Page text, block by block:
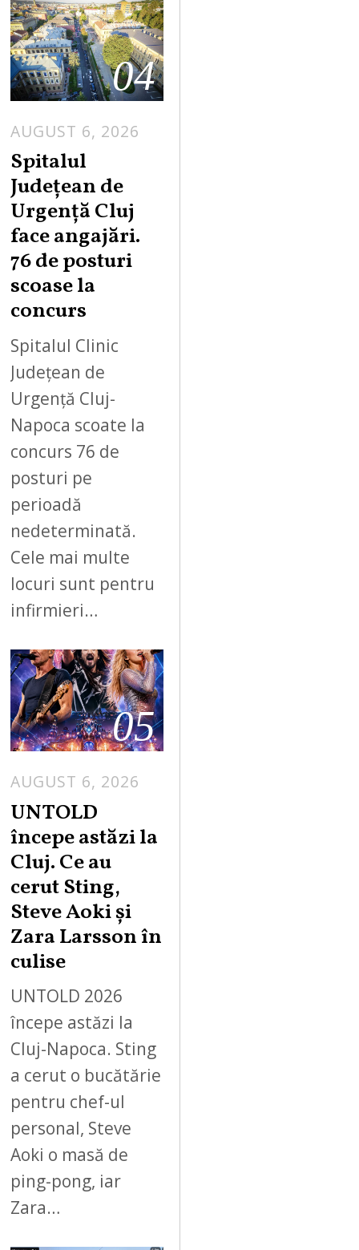
04
AUGUST 6, 2026
Spitalul
Județean de
Urgență Cluj
face angajări.
76 de posturi
scoase la
concurs
Spitalul Clinic
Județean de
Urgență Cluj-
Napoca scoate la
concurs 76 de
posturi pe
perioadă
nedeterminată.
Cele mai multe
locuri sunt pentru
infirmieri…
05
AUGUST 6, 2026
UNTOLD
începe astăzi la
Cluj. Ce au
cerut Sting,
Steve Aoki și
Zara Larsson în
culise
UNTOLD 2026
începe astăzi la
Cluj-Napoca. Sting
a cerut o bucătărie
pentru chef-ul
personal, Steve
Aoki o masă de
ping-pong, iar
Zara…